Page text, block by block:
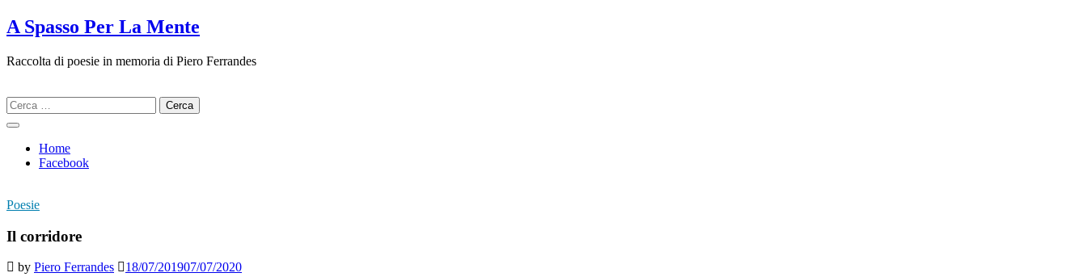
Skip
to
A Spasso Per La Mente
Raccolta di poesie in memoria di Piero Ferrandes
Ricerca
per:
Home
Facebook
Poesie
Il corridore
by Piero Ferrandes 18/07/201907/07/2020